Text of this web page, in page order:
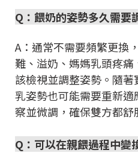
Q：餵奶的姿勢多久需要
A：通常不需要頻繁更換
難、溢奶、媽媽乳頭疼
該檢視並調整姿勢。隨
乳姿勢也可能需要重新
察並微調，確保雙方都舒
Q：可以在親餵過程中變